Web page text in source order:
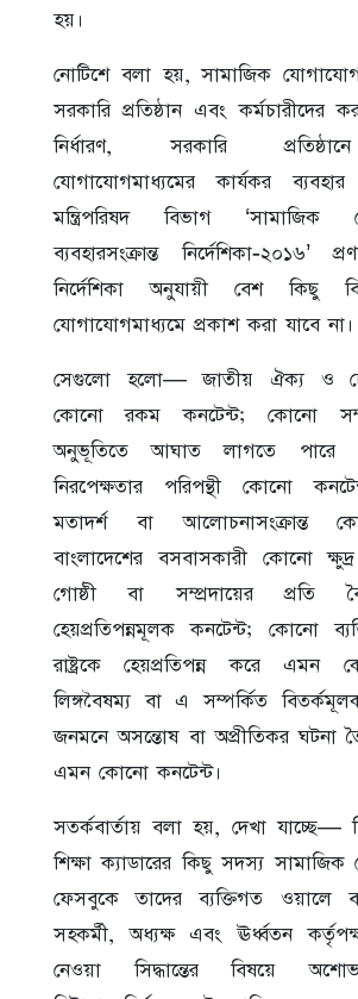
হয়।
নোটিশে বলা হয়, সামাজিক
সরকারি প্রতিষ্ঠান এবং কর্মচারীদের
নির্ধারণ, সরকারি
যোগাযোগমাধ্যমের কার্যকর
মন্ত্রিপরিষদ বিভাগ ‘সামাজিক
ব্যবহারসংক্রান্ত নির্দেশিকা-
নির্দেশিকা অনুযায়ী বেশ কিছু
যোগাযোগমাধ্যমে প্রকাশ করা যাবে না।
সেগুলো হলো— জাতীয় ঐক্য ও
কোনো রকম কনটেন্ট; কোনো
অনুভূতিতে আঘাত লাগতে পারে
নিরপেক্ষতার পরিপন্থী কোনো
মতাদর্শ বা আলোচনাসংক্রান্ত
বাংলাদেশের বসবাসকারী কোনো
গোষ্ঠী বা সম্প্রদায়ের প্রতি
হেয়প্রতিপন্নমূলক কনটেন্ট; কোনো
রাষ্ট্রকে হেয়প্রতিপন্ন করে এমন
লিঙ্গবৈষম্য বা এ সম্পর্কিত
জনমনে অসন্তোষ বা অপ্রীতিকর ঘটনা
এমন কোনো কনটেন্ট।
সতর্কবার্তায় বলা হয়, দেখা যাচ্ছে—
শিক্ষা ক্যাডারের কিছু সদস্য
ফেসবুকে তাদের ব্যক্তিগত ওয়ালে
সহকর্মী, অধ্যক্ষ এবং ঊর্ধ্বতন
নেওয়া সিদ্ধান্তের বিষয়ে